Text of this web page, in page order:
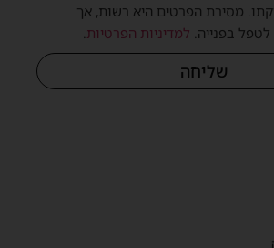
מסירת הפרטים היא רשות, אך
בפנייה. למדיניות הפרטיות.
שליחה